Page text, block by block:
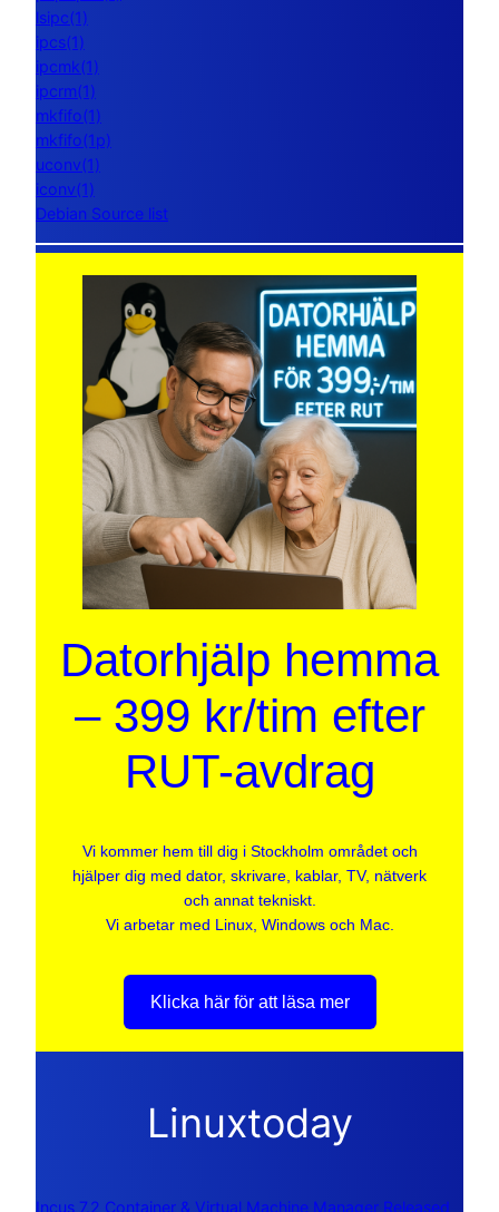
lsipc(1)
ipcs(1)
ipcmk(1)
ipcrm(1)
mkfifo(1)
mkfifo(1p)
uconv(1)
iconv(1)
Debian Source list
Datorhjälp hemma
– 399 kr/tim efter
RUT-avdrag
Vi kommer hem till dig i Stockholm området och
hjälper dig med dator, skrivare, kablar, TV, nätverk
och annat tekniskt.
Vi arbetar med Linux, Windows och Mac.
Klicka här för att läsa mer
Linuxtoday
Incus 7.2 Container & Virtual Machine Manager Released